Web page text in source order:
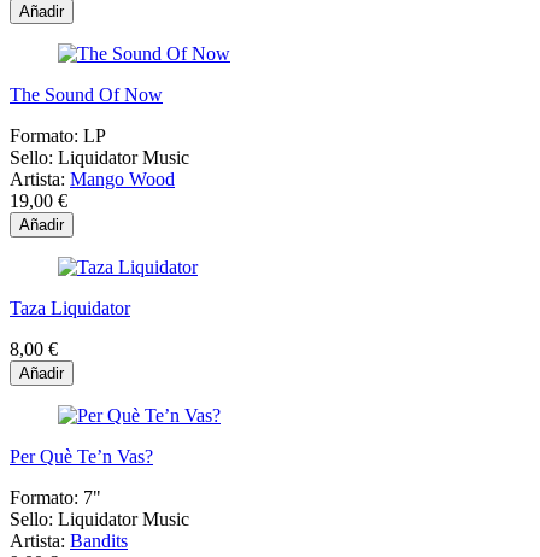
Añadir
The Sound Of Now
Formato: LP
Sello: Liquidator Music
Artista: Mango Wood
19,00 €
Añadir
Taza Liquidator
8,00 €
Añadir
Per Què Te’n Vas?
Formato: 7"
Sello: Liquidator Music
Artista: Bandits